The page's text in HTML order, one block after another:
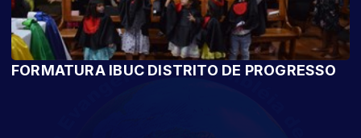
FORMATURA IBUC DISTRITO DE PROGRESSO